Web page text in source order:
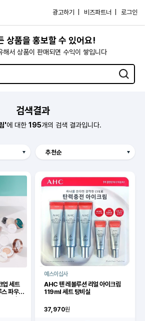
광고하기 | 비즈파트너 | 로그인
상품을 홍보할 수 있어요!
해서 상품이 판매되면 수익이 쌓입니다
검색결과
'에 대한 195개의 검색 결과입니다.
11번가 G마켓
업 세트
스 파우더
예스이십사
AHC 텐 레볼루션 리얼 아이크림
119ml 세트 탕비실
37,970원